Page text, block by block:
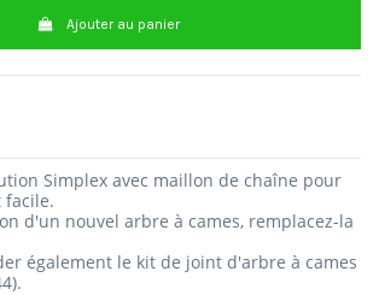
Ajouter au panier
Simplex avec maillon de chaîne pour
facile.
d'un nouvel arbre à cames, remplacez-la
également le kit de joint d'arbre à cames